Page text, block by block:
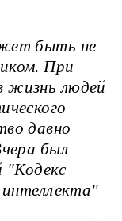
быть не
При
жизнь людей
давно
был
"Кодекс
интеллекта"